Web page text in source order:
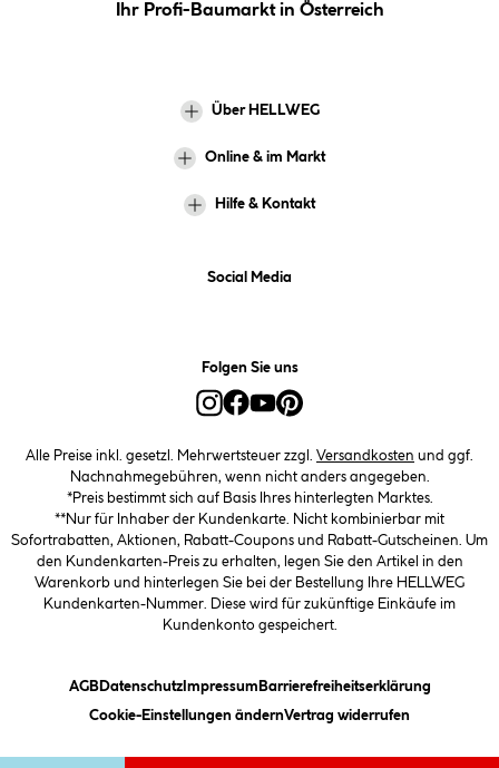
Ihr Profi-Baumarkt in Österreich
Über HELLWEG
Online & im Markt
Hilfe & Kontakt
Social Media
Folgen Sie uns
Alle Preise inkl. gesetzl. Mehrwertsteuer zzgl. Versandkosten und ggf.
Nachnahmegebühren, wenn nicht anders angegeben.
*Preis bestimmt sich auf Basis Ihres hinterlegten Marktes.
**Nur für Inhaber der Kundenkarte. Nicht kombinierbar mit
Sofortrabatten, Aktionen, Rabatt-Coupons und Rabatt-Gutscheinen. Um
den Kundenkarten-Preis zu erhalten, legen Sie den Artikel in den
Warenkorb und hinterlegen Sie bei der Bestellung Ihre HELLWEG
Kundenkarten-Nummer. Diese wird für zukünftige Einkäufe im
Kundenkonto gespeichert.
AGB(öffnet ein Dialogfeld)
Datenschutz(öffnet ein Dialogfeld)
Impressum(öffnet ein Dialogfeld)
Barrierefreiheitserklärung(öffnet
Cookie-Einstellungen ändern(öffnet ein Dialogfeld)
Vertrag widerrufen